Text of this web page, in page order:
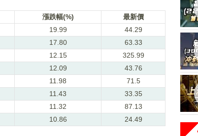
漲跌幅(%)
最新價
19.99
44.29
17.80
63.33
12.15
325.99
12.09
43.76
11.98
71.5
11.43
33.35
11.32
87.13
10.86 24.49